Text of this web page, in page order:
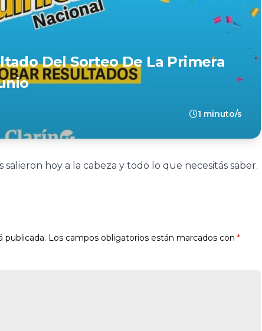
Del Sorteo De La Primera
1 minuto/s
hoy a la cabeza y todo lo que necesitás saber.
publicada. Los campos obligatorios están marcados con *